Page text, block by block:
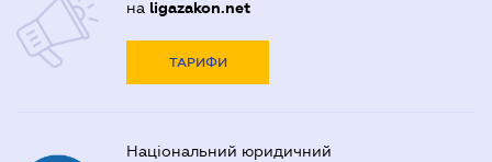
на ligazakon.net
ТАРИФИ
Національний юридичний